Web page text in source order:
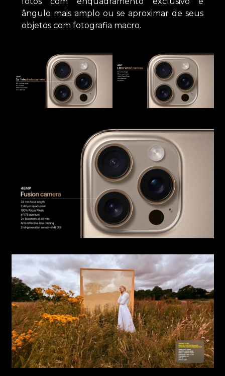
ângulo mais amplo ou se aproximar de seus
objetos com fotografia macro.